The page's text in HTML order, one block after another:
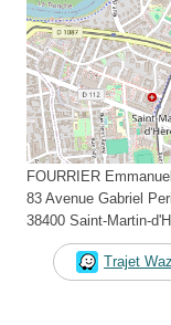
FOURRIER Emmanuel
83 Avenue Gabriel Peri
38400 Saint-Martin-
Trajet